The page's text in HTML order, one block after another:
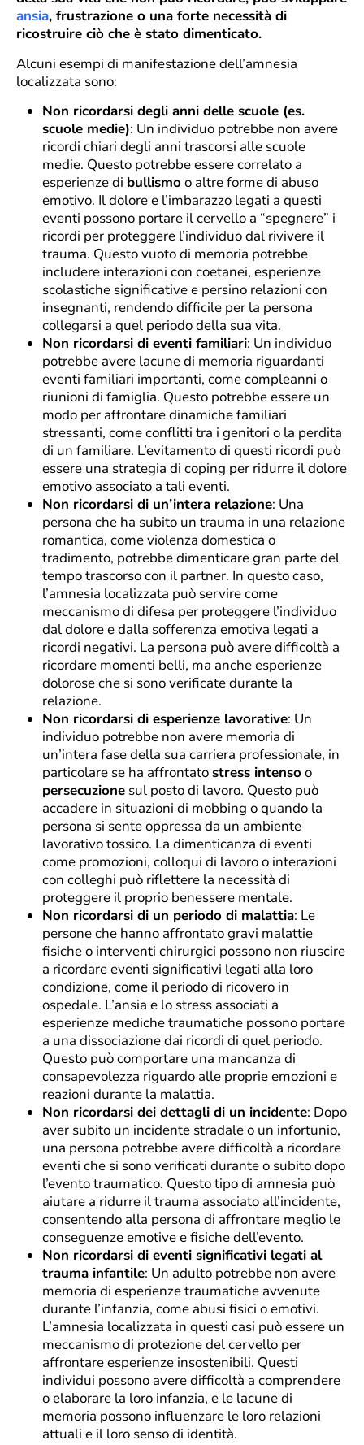
ansia, frustrazione o una forte necessità di
ricostruire ciò che è stato dimenticato.
Alcuni esempi di manifestazione dell’amnesia
localizzata sono:
Non ricordarsi degli anni delle scuole (es.
scuole medie): Un individuo potrebbe non avere
ricordi chiari degli anni trascorsi alle scuole
medie. Questo potrebbe essere correlato a
esperienze di bullismoo altre forme di abuso
emotivo. Il dolore e l’imbarazzo legati a questi
eventi possono portare il cervello a “spegnere” i
ricordi per proteggere l’individuo dal rivivere il
trauma. Questo vuoto di memoria potrebbe
includere interazioni con coetanei, esperienze
scolastiche significative e persino relazioni con
insegnanti, rendendo difficile per la persona
collegarsi a quel periodo della sua vita.
Non ricordarsi di eventi familiari: Un individuo
potrebbe avere lacune di memoria riguardanti
eventi familiari importanti, come compleanni o
riunioni di famiglia. Questo potrebbe essere un
modo per affrontare dinamiche familiari
stressanti, come conflitti tra i genitori o la perdita
di un familiare. L’evitamento di questi ricordi può
essere una strategia di coping per ridurre il dolore
emotivo associato a tali eventi.
Non ricordarsi di un’intera relazione: Una
persona che ha subito un trauma in una relazione
romantica, come violenza domestica o
tradimento, potrebbe dimenticare gran parte del
tempo trascorso con il partner. In questo caso,
l’amnesia localizzata può servire come
meccanismo di difesa per proteggere l’individuo
dal dolore e dalla sofferenza emotiva legati a
ricordi negativi. La persona può avere difficoltà a
ricordare momenti belli, ma anche esperienze
dolorose che si sono verificate durante la
relazione.
Non ricordarsi di esperienze lavorative: Un
individuo potrebbe non avere memoria di
un’intera fase della sua carriera professionale, in
particolare se ha affrontatostress intensoo
persecuzione sul posto di lavoro. Questo può
accadere in situazioni di mobbing o quando la
persona si sente oppressa da un ambiente
lavorativo tossico. La dimenticanza di eventi
come promozioni, colloqui di lavoro o interazioni
con colleghi può riflettere la necessità di
proteggere il proprio benessere mentale.
Non ricordarsi di un periodo di malattia: Le
persone che hanno affrontato gravi malattie
fisiche o interventi chirurgici possono non riuscire
a ricordare eventi significativi legati alla loro
condizione, come il periodo di ricovero in
ospedale. L’ansia e lo stress associati a
esperienze mediche traumatiche possono portare
a una dissociazione dai ricordi di quel periodo.
Questo può comportare una mancanza di
consapevolezza riguardo alle proprie emozioni e
reazioni durante la malattia.
Non ricordarsi dei dettagli di un incidente: Dopo
aver subito un incidente stradale o un infortunio,
una persona potrebbe avere difficoltà a ricordare
eventi che si sono verificati durante o subito dopo
l’evento traumatico. Questo tipo di amnesia può
aiutare a ridurre il trauma associato all’incidente,
consentendo alla persona di affrontare meglio le
conseguenze emotive e fisiche dell’evento.
Non ricordarsi di eventi significativi legati al
trauma infantile: Un adulto potrebbe non avere
memoria di esperienze traumatiche avvenute
durante l’infanzia, come abusi fisici o emotivi.
L’amnesia localizzata in questi casi può essere un
meccanismo di protezione del cervello per
affrontare esperienze insostenibili. Questi
individui possono avere difficoltà a comprendere
o elaborare la loro infanzia, e le lacune di
memoria possono influenzare le loro relazioni
attuali e il loro senso di identità.